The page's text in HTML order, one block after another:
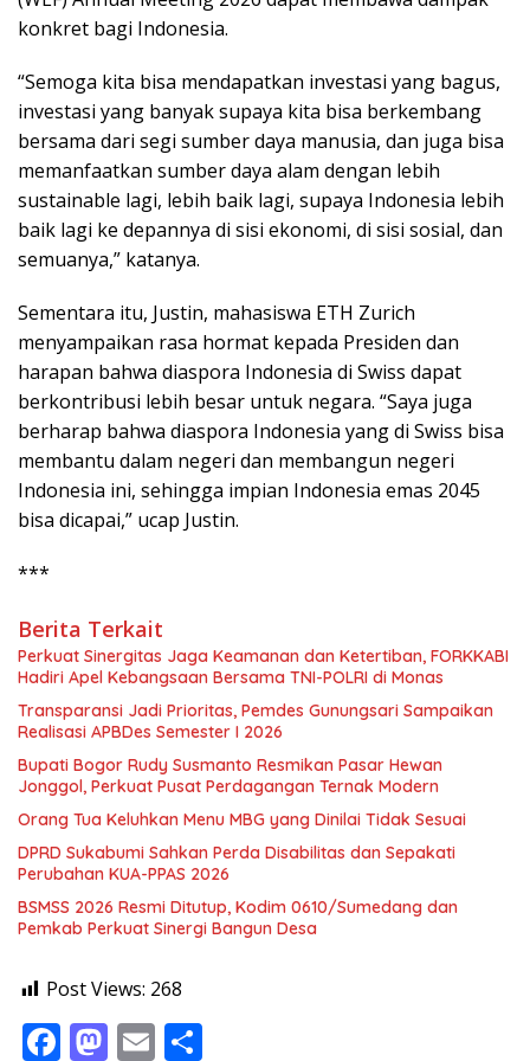
konkret bagi Indonesia.
“Semoga kita bisa mendapatkan investasi yang bagus,
investasi yang banyak supaya kita bisa berkembang
bersama dari segi sumber daya manusia, dan juga bisa
memanfaatkan sumber daya alam dengan lebih
sustainable lagi, lebih baik lagi, supaya Indonesia lebih
baik lagi ke depannya di sisi ekonomi, di sisi sosial, dan
semuanya,” katanya.
Sementara itu, Justin, mahasiswa ETH Zurich
menyampaikan rasa hormat kepada Presiden dan
harapan bahwa diaspora Indonesia di Swiss dapat
berkontribusi lebih besar untuk negara. “Saya juga
berharap bahwa diaspora Indonesia yang di Swiss bisa
membantu dalam negeri dan membangun negeri
Indonesia ini, sehingga impian Indonesia emas 2045
bisa dicapai,” ucap Justin.
***
Berita Terkait
Perkuat Sinergitas Jaga Keamanan dan Ketertiban, FORKKABI
Hadiri Apel Kebangsaan Bersama TNI-POLRI di Monas
Transparansi Jadi Prioritas, Pemdes Gunungsari Sampaikan
Realisasi APBDes Semester I 2026
Bupati Bogor Rudy Susmanto Resmikan Pasar Hewan
Jonggol, Perkuat Pusat Perdagangan Ternak Modern
Orang Tua Keluhkan Menu MBG yang Dinilai Tidak Sesuai
DPRD Sukabumi Sahkan Perda Disabilitas dan Sepakati
Perubahan KUA-PPAS 2026
BSMSS 2026 Resmi Ditutup, Kodim 0610/Sumedang dan
Pemkab Perkuat Sinergi Bangun Desa
Post Views: 268
F M E